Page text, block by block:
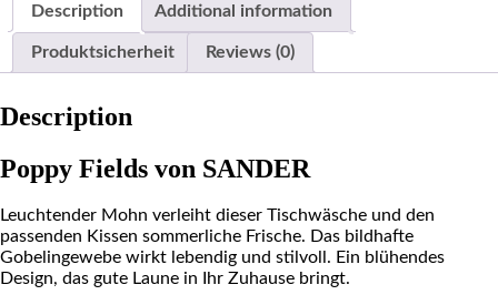
Description Additional information
Produktsicherheit Reviews (0)
Description
Poppy Fields von SANDER
Leuchtender Mohn verleiht dieser Tischwäsche und den
passenden Kissen sommerliche Frische. Das bildhafte
Gobelingewebe wirkt lebendig und stilvoll. Ein blühendes
Design, das gute Laune in Ihr Zuhause bringt.